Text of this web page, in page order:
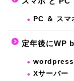
PC ＆ スマ
定年後にWP
wordpress/
Xサーバー